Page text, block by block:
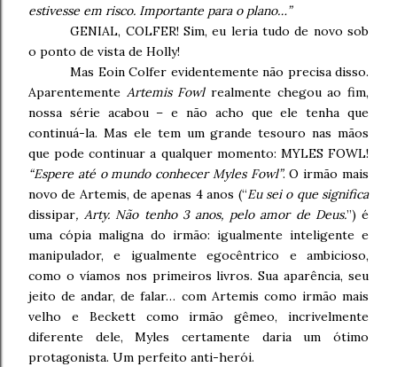
estivesse em risco. Importante para o plano…”
GENIAL, COLFER! Sim, eu leria tudo de novo sob
o ponto de vista de Holly!
Mas Eoin Colfer evidentemente não precisa disso.
Aparentemente Artemis Fowlrealmente chegou ao fim,
nossa série acabou – e não acho que ele tenha que
continuá-la. Mas ele tem um grande tesouro nas mãos
que pode continuar a qualquer momento: MYLES FOWL!
“Espere até o mundo conhecer Myles Fowl”. O irmão mais
novo de Artemis, de apenas 4 anos (“Eu sei o que significa
dissipar, Arty. Não tenho 3 anos, pelo amor de Deus.”) é
uma cópia maligna do irmão: igualmente inteligente e
manipulador, e igualmente egocêntrico e ambicioso,
como o víamos nos primeiros livros. Sua aparência, seu
jeito de andar, de falar… com Artemis como irmão mais
velho e Beckett como irmão gêmeo, incrivelmente
diferente dele, Myles certamente daria um ótimo
protagonista. Um perfeito anti-herói.